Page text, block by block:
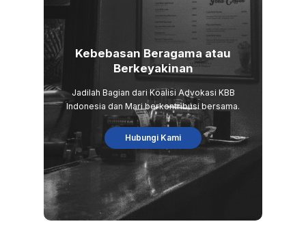
Kebebasan Beragama atau
Berkeyakinan
Jadilah Bagian dari Koalisi Advokasi KBB
Indonesia dan Mari berkontribusi bersama.
Hubungi Kami